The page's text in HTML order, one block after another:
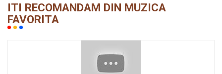
ITI RECOMANDAM DIN MUZICA
FAVORITA